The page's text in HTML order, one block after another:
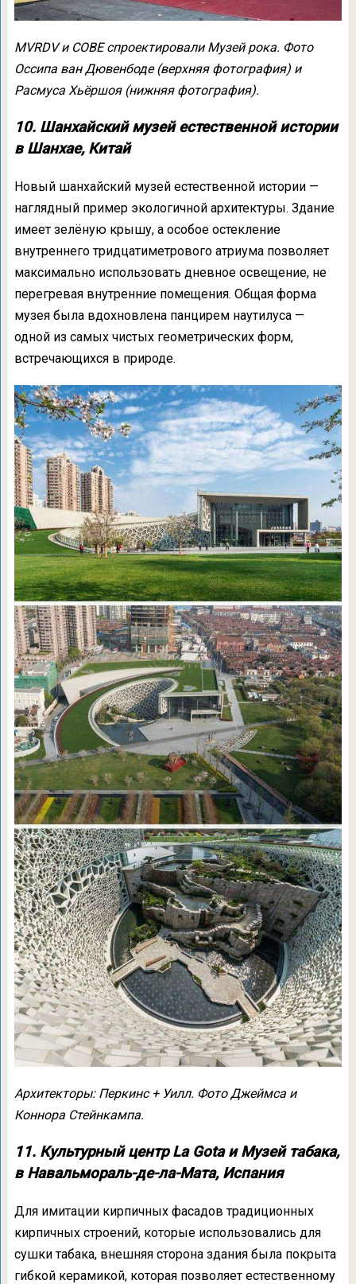
MVRDV и COBE спроектировали Музей рока. Фото
Оссипа ван Дювенбоде (верхняя фотография) и
Расмуса Хьёршоя (нижняя фотография).
10. Шанхайский музей естественной истории
в Шанхае, Китай
Новый шанхайский музей естественной истории —
наглядный пример экологичной архитектуры. Здание
имеет зелёную крышу, а особое остекление
внутреннего тридцатиметрового атриума позволяет
максимально использовать дневное освещение, не
перегревая внутренние помещения. Общая форма
музея была вдохновлена панцирем наутилуса —
одной из самых чистых геометрических форм,
встречающихся в природе.
Архитекторы: Перкинс + Уилл. Фото Джеймса и
Коннора Стейнкампа.
11. Культурный центр La Gota и Музей табака,
в Навальмораль-де-ла-Мата, Испания
Для имитации кирпичных фасадов традиционных
кирпичных строений, которые использовались для
сушки табака, внешняя сторона здания была покрыта
гибкой керамикой, которая позволяет естественному